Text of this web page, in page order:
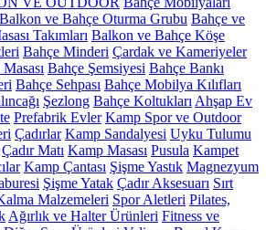
Balkon ve Bahçe Oturma Grubu Bahçe ve
Takımları Balkon ve Bahçe Köşe
Bahçe Minderi Çardak ve Kameriyeler
Bahçe Şemsiyesi Bahçe Bankı
Bahçe Sehpası Bahçe Mobilya Kılıfları
Şezlong Bahçe Koltukları Ahşap Ev
Prefabrik Evler Kamp Spor ve Outdoor
Çadırlar Kamp Sandalyesi Uyku Tulumu
Çadır Matı Kamp Masası Pusula Kampet
Kamp Çantası Şişme Yastık Magnezyum
Şişme Yatak Çadır Aksesuarı Sırt
Malzemeleri Spor Aletleri Pilates,
Ağırlık ve Halter Ürünleri Fitness ve